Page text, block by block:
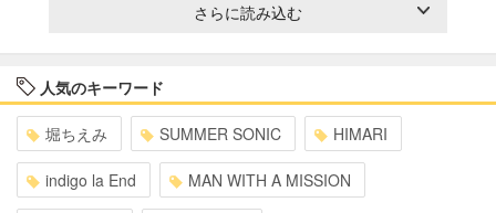
さらに読み込む
人気のキーワード
堀ちえみ SUMMER SONIC HIMARI
indigo la End MAN WITH A MISSION